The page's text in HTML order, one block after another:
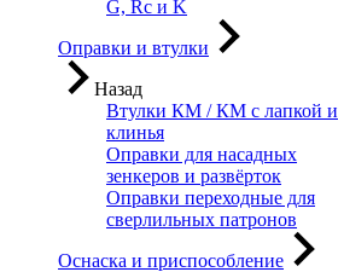
G, Rc и K
Оправки и втулки
Назад
Втулки КМ / КМ с лапкой и
клинья
Оправки для насадных
зенкеров и развёрток
Оправки переходные для
сверлильных патронов
Оснаска и приспособление